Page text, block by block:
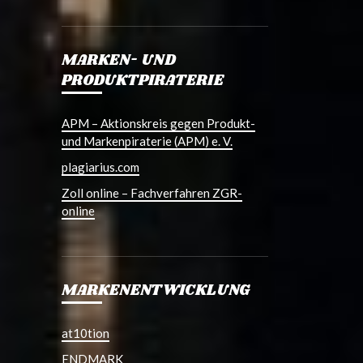
MARKEN- UND
PRODUKTPIRATERIE
APM – Aktionskreis gegen Produkt-
und Markenpiraterie (APM) e. V.
plagiarius.com
Zoll online – Fachverfahren ZGR-
online
MARKENENTWICKLUNG
at10tion
ENDMARK